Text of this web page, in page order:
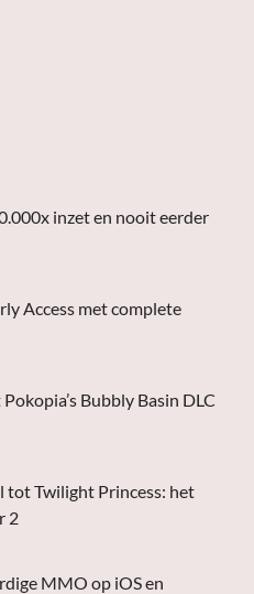
inzet en nooit eerder
Access met complete
Bubbly Basin DLC
tot Twilight Princess: het
2
MMO op iOS en